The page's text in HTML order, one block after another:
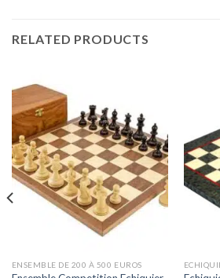
RELATED PRODUCTS
ENSEMBLE DE 200 À 500 EUROS